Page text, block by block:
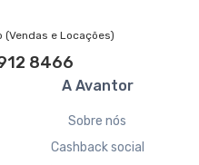
e Locações)
8466
A Avantor
Sobre nós
Cashback social